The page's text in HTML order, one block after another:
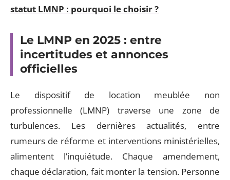
statut LMNP : pourquoi le choisir ?
Le LMNP en 2025 : entre
incertitudes et annonces
officielles
Le dispositif de location meublée non
professionnelle (LMNP) traverse une zone de
turbulences. Les dernières actualités, entre
rumeurs de réforme et interventions ministérielles,
alimentent l’inquiétude. Chaque amendement,
chaque déclaration, fait monter la tension. Personne